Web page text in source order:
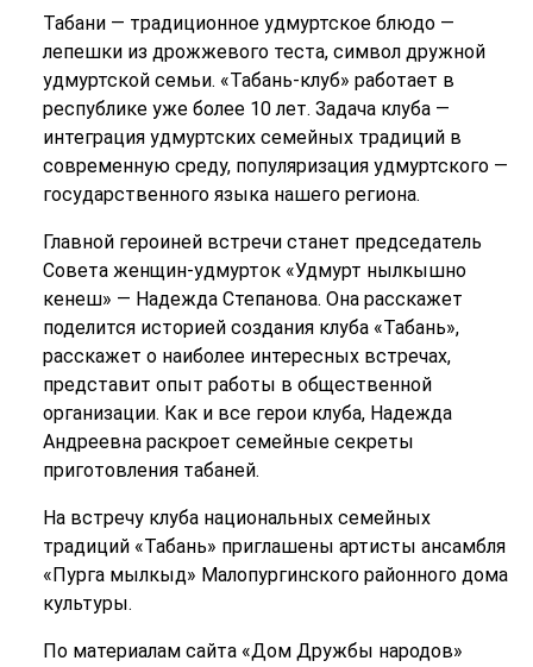
Табани — традиционное удмуртское блюдо —
лепешки из дрожжевого теста, символ дружной
удмуртской семьи. «Табань-клуб» работает в
республике уже более 10 лет. Задача клуба —
интеграция удмуртских семейных традиций в
современную среду, популяризация удмуртского —
государственного языка нашего региона.
Главной героиней встречи станет председатель
Совета женщин-удмурток «Удмурт нылкышно
кенеш» — Надежда Степанова. Она расскажет
поделится историей создания клуба «Табань»,
расскажет о наиболее интересных встречах,
представит опыт работы в общественной
организации. Как и все герои клуба, Надежда
Андреевна раскроет семейные секреты
приготовления табаней.
На встречу клуба национальных семейных
традиций «Табань» приглашены артисты ансамбля
«Пурга мылкыд» Малопургинского районного дома
культуры.
По материалам сайта «Дом Дружбы народов»